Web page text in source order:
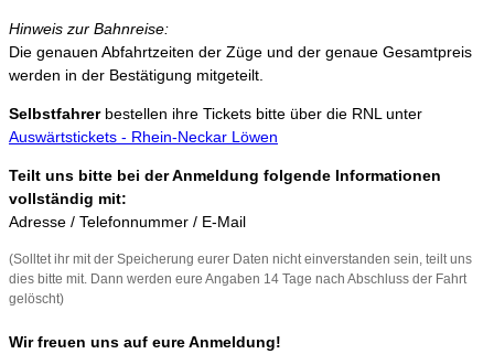
Hinweis zur Bahnreise:
Die genauen Abfahrtzeiten der Züge und der genaue Gesamtpreis
werden in der Bestätigung mitgeteilt.
Selbstfahrerbestellen ihre Tickets bitte über die RNL unter
Auswärtstickets - Rhein-Neckar Löwen
Teilt uns bitte bei der Anmeldung folgende Informationen
vollständig mit:
Adresse / Telefonnummer / E-Mail
(Solltet ihr mit der Speicherung eurer Daten nicht einverstanden sein, teilt uns
dies bitte mit. Dann werden eure Angaben 14 Tage nach Abschluss der Fahrt
gelöscht)
Wir freuen uns auf eure Anmeldung!